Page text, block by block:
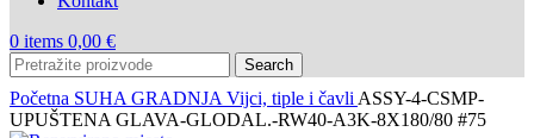
0 items 0,00 €
Search
Početna SUHA GRADNJA Vijci, tiple i čavli ASSY-4-CSMP-
UPUŠTENA GLAVA-GLODAL.-RW40-A3K-8X180/80 #75